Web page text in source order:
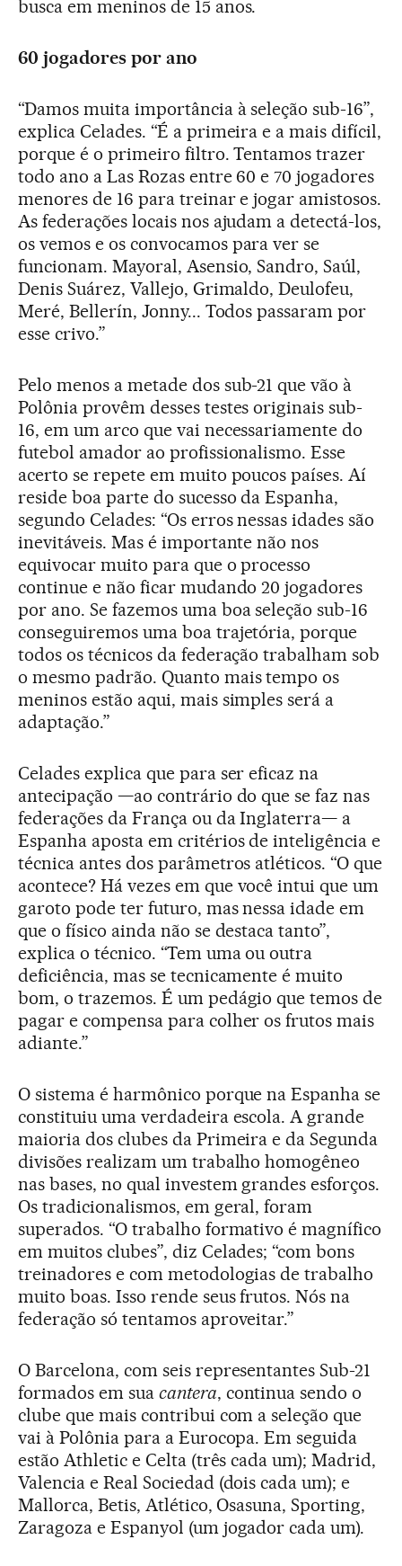
busca em meninos de 15 anos.
60 jogadores por ano
“Damos muita importância à seleção sub-16”,
explica Celades. “É a primeira e a mais difícil,
porque é o primeiro filtro. Tentamos trazer
todo ano a Las Rozas entre 60 e 70 jogadores
menores de 16 para treinar e jogar amistosos.
As federações locais nos ajudam a detectá-los,
os vemos e os convocamos para ver se
funcionam. Mayoral, Asensio, Sandro, Saúl,
Denis Suárez, Vallejo, Grimaldo, Deulofeu,
Meré, Bellerín, Jonny... Todos passaram por
esse crivo.”
Pelo menos a metade dos sub-21 que vão à
Polônia provêm desses testes originais sub-
16, em um arco que vai necessariamente do
futebol amador ao profissionalismo. Esse
acerto se repete em muito poucos países. Aí
reside boa parte do sucesso da Espanha,
segundo Celades: “Os erros nessas idades são
inevitáveis. Mas é importante não nos
equivocar muito para que o processo
continue e não ficar mudando 20 jogadores
por ano. Se fazemos uma boa seleção sub-16
conseguiremos uma boa trajetória, porque
todos os técnicos da federação trabalham sob
o mesmo padrão. Quanto mais tempo os
meninos estão aqui, mais simples será a
adaptação.”
Celades explica que para ser eficaz na
antecipação —ao contrário do que se faz nas
federações da França ou da Inglaterra— a
Espanha aposta em critérios de inteligência e
técnica antes dos parâmetros atléticos. “O que
acontece? Há vezes em que você intui que um
garoto pode ter futuro, mas nessa idade em
que o físico ainda não se destaca tanto”,
explica o técnico. “Tem uma ou outra
deficiência, mas se tecnicamente é muito
bom, o trazemos. É um pedágio que temos de
pagar e compensa para colher os frutos mais
adiante.”
O sistema é harmônico porque na Espanha se
constituiu uma verdadeira escola. A grande
maioria dos clubes da Primeira e da Segunda
divisões realizam um trabalho homogêneo
nas bases, no qual investem grandes esforços.
Os tradicionalismos, em geral, foram
superados. “O trabalho formativo é magnífico
em muitos clubes”, diz Celades; “com bons
treinadores e com metodologias de trabalho
muito boas. Isso rende seus frutos. Nós na
federação só tentamos aproveitar.”
O Barcelona, com seis representantes Sub-21
formados em sua cantera, continua sendo o
clube que mais contribui com a seleção que
vai à Polônia para a Eurocopa. Em seguida
estão Athletic e Celta (três cada um); Madrid,
Valencia e Real Sociedad (dois cada um); e
Mallorca, Betis, Atlético, Osasuna, Sporting,
Zaragoza e Espanyol (um jogador cada um).